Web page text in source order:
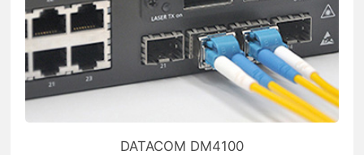
DATACOM DM4100